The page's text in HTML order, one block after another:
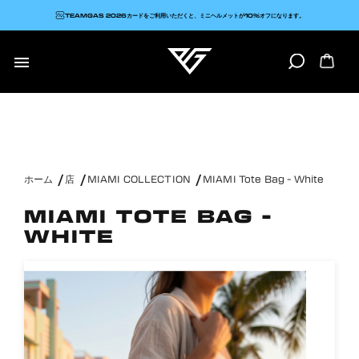

TEAMGAS 2026カードをご利用いただくと、ミニヘルメットが10%オフになります。
ホーム 店 MIAMI COLLECTION MIAMI Tote Bag - White
MIAMI TOTE BAG -
WHITE